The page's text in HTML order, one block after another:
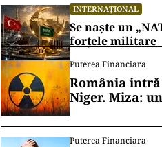
INTERNAȚIONAL
Se naște un
forțele militare
Puterea Financiara
România
Niger. Miza:
Puterea Financiara